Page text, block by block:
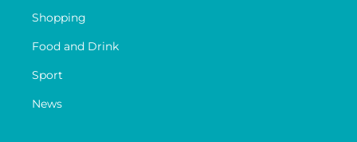
Shopping
Food and Drink
Sport
News